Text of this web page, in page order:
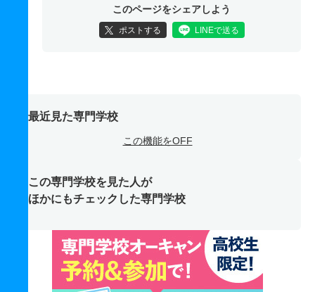
このページをシェアしよう
ポストする LINEで送る
最近見た専門学校
この機能をOFF
この専門学校を見た人が
ほかにもチェックした専門学校